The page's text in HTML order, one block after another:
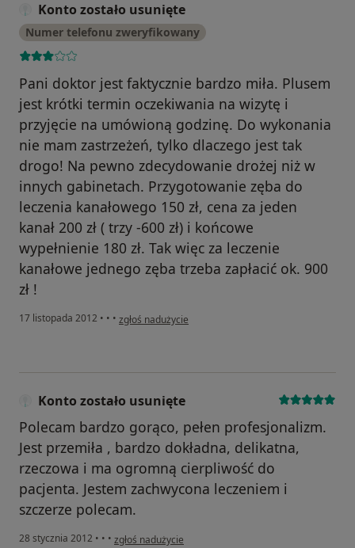
Konto zostało usunięte
Numer telefonu zweryfikowany
Pani doktor jest faktycznie bardzo miła. Plusem
jest krótki termin oczekiwania na wizytę i
przyjęcie na umówioną godzinę. Do wykonania
nie mam zastrzeżeń, tylko dlaczego jest tak
drogo! Na pewno zdecydowanie drożej niż w
innych gabinetach. Przygotowanie zęba do
leczenia kanałowego 150 zł, cena za jeden
kanał 200 zł ( trzy -600 zł) i końcowe
wypełnienie 180 zł. Tak więc za leczenie
kanałowe jednego zęba trzeba zapłacić ok. 900
zł !
17 listopada 2012 • • • w opinii użytkownika Konto zostało usunięte
zgłoś nadużycie
Konto zostało usunięte
Polecam bardzo gorąco, pełen profesjonalizm.
Jest przemiła , bardzo dokładna, delikatna,
rzeczowa i ma ogromną cierpliwość do
pacjenta. Jestem zachwycona leczeniem i
szczerze polecam.
28 stycznia 2012 • • • w opinii użytkownika Konto zostało usunięte
zgłoś nadużycie